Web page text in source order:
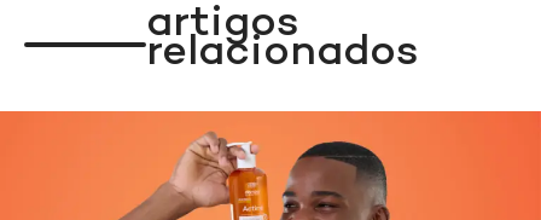
artigos
relacionados